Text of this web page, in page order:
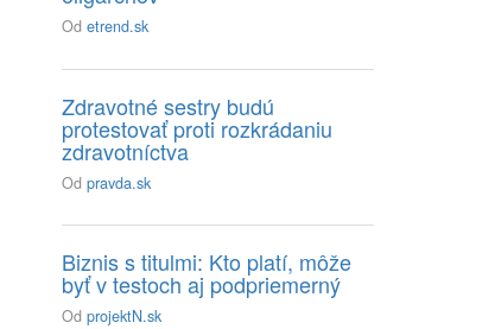
Odetrend.sk
Zdravotné sestry budú
protestovať proti rozkrádaniu
zdravotníctva
Odpravda.sk
Biznis s titulmi: Kto platí, môže
byť v testoch aj podpriemerný
OdprojektN.sk